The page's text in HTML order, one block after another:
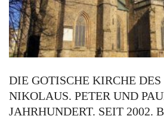
DIE GOTISCHE KIRCHE
NIKOLAUS. PETER UND
JAHRHUNDERT. SEIT 2002.